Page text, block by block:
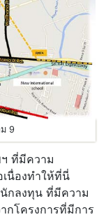
9
ฯ ที่มีความ
นื่องทำให้ที่นี่
กลงทุน ที่มีความ
กโครงการที่มีการ